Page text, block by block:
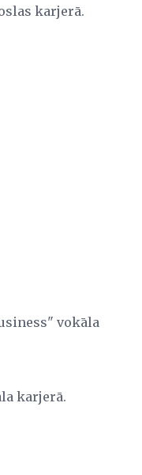
karjerā.
vokāla
karjerā.